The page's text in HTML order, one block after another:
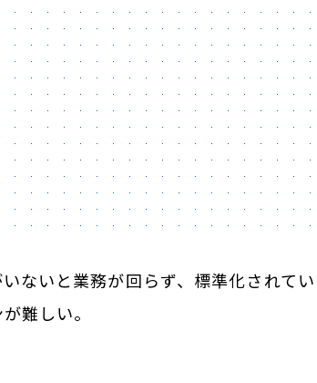
ないと業務が回らず、標準化されてい
難しい。